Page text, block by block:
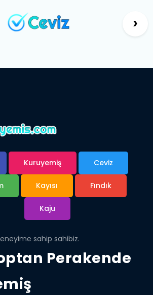
›
Kuruyemiş Ceviz
Kayısı Fındık
Kaju
sahip sahibiz.
Perakende